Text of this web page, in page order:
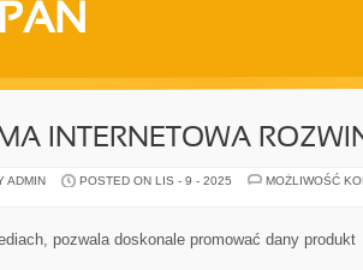
INTERNETOWA
ADMIN POSTED ON LIS - 9 - 2025
MOŻLIWOŚĆ
pozwala doskonale promować dany produkt